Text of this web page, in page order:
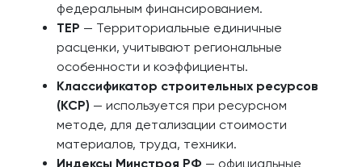
федеральным финансированием.
ТЕР — Территориальные единичные
расценки, учитывают региональные
особенности и коэффициенты.
Классификатор строительных ресурсов
(КСР) — используется при ресурсном
методе, для детализации стоимости
материалов, труда, техники.
Индексы Минстроя РФ — официальные